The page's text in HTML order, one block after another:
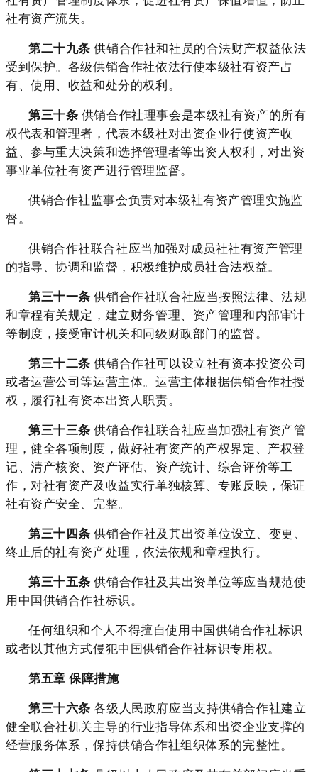
社有资产流失。
第二十九条 供销合作社和社员的合法财产权益依法
受到保护。各级供销合作社依法行使本级社有资产占
有、使用、收益和处分的权利。
第三十条 供销合作社理事会是本级社有资产的所有
权代表和管理者，代表本级社对出资企业行使资产收
益、参与重大决策和选择管理者等出资人权利，对出资
事业单位社有资产进行管理监督。
供销合作社监事会负责对本级社有资产管理实施监
督。
供销合作社联合社应当加强对成员社社有资产管理
的指导、协调和监督，积极维护成员社合法权益。
第三十一条 供销合作社联合社应当按照法律、法规
和章程有关规定，建立财务管理、资产管理和内部审计
等制度，接受审计机关和同级财政部门的监督。
第三十二条 供销合作社可以设立社有资本投资公司
或者运营公司等运营主体。运营主体根据供销合作社授
权，履行社有资本出资人职责。
第三十三条 供销合作社联合社应当加强社有资产管
理，健全各项制度，做好社有资产的产权界定、产权登
记、清产核资、资产评估、资产统计、综合评价等工
作，对社有资产及收益实行单独核算、专账反映，保证
社有资产安全、完整。
第三十四条 供销合作社及其出资单位设立、变更、
终止后的社有资产处理，依法依规和章程执行。
第三十五条 供销合作社及其出资单位等应当规范使
用中国供销合作社标识。
任何组织和个人不得擅自使用中国供销合作社标识
或者以其他方式侵犯中国供销合作社标识专用权。
第五章 保障措施
第三十六条 各级人民政府应当支持供销合作社建立
健全联合社机关主导的行业指导体系和出资企业支撑的
经营服务体系，保持供销合作社组织体系的完整性。